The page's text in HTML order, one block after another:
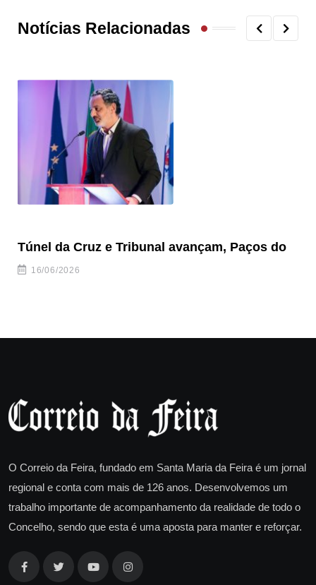
Notícias Relacionadas
Túnel da Cruz e Tribunal avançam, Paços do
16/06/2026
O Correio da Feira, fundado em Santa Maria da Feira é um jornal
regional e conta com mais de 126 anos. Desenvolvemos um
trabalho importante de acompanhamento da realidade de todo o
Concelho, sendo que esta é uma aposta para manter e reforçar.